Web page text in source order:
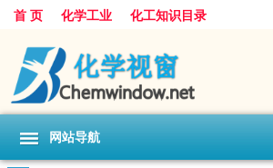
首 页 化学工业 化工知识目录
网站导航